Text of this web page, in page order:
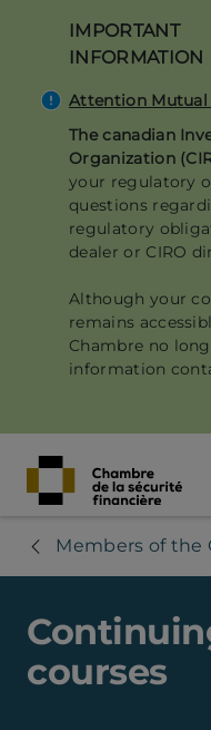
content
IMPORTANT
INFORMATION
Attention Mutual
The canadian
Organization
your regulatory
questions
regulatory
dealer or CIRO
Although your
remains
Chambre no
information
Members of the
courses